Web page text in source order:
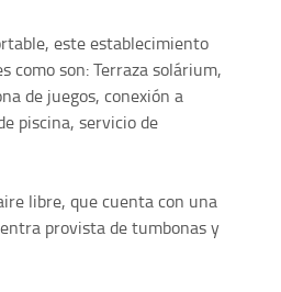
este establecimiento
como son: Terraza solárium,
de juegos, conexión a
piscina, servicio de
libre, que cuenta con una
provista de tumbonas y